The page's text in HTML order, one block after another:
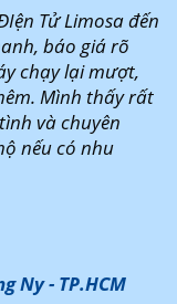
Tử Limosa đến
báo giá rõ
chạy lại mượt,
Mình thấy rất
và chuyên
nếu có nhu
Ny - TP.HCM